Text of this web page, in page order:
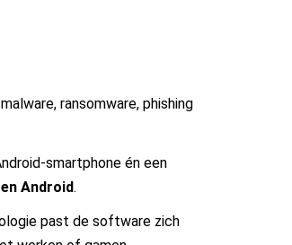
ransomware, phishing
smartphone én een
Android.
past de software zich